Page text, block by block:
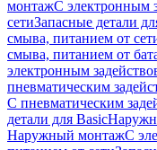
монтажС электронным
сетиЗапасные детали
смыва, питанием от
смыва, питанием от
электронным
пневматическим
С пневматическим
детали для Basic
Наружный монтажС